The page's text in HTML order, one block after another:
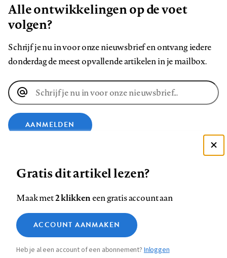
Alle ontwikkelingen op de voet
volgen?
Schrijf je nu in voor onze nieuwsbrief en ontvang iedere
donderdag de meest opvallende artikelen in je mailbox.
E-
mailadres
AANMELDEN
op
Facebook
op
LinkedIn
op
Bluesky
ons
op
InstagramYouTube
Footer
Contact Colofon Disclaimer Privacy
Medische vragen verdienen
betrouwbare antwoorden
Zie onze cookie policy
Analytische cookies
Marketing cookies
Gratis dit artikel lezen?
Maak met2 klikkeneen gratis account aan
ACCOUNT AANMAKEN
Heb je al een account of een abonnement?Inloggen